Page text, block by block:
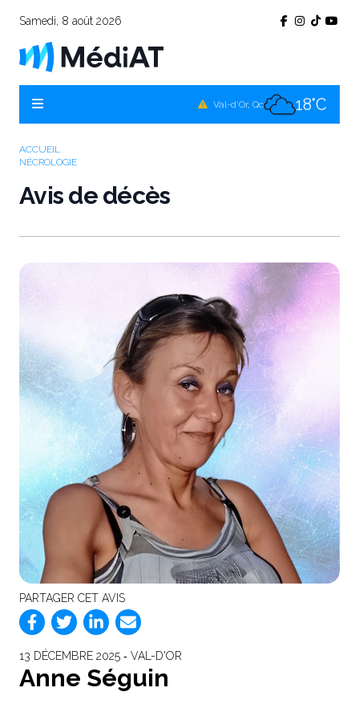
Samedi, 8 août 2026
Val-d'Or, Qc 18°C
ACCUEIL
NÉCROLOGIE
Avis de décès
PARTAGER CET AVIS
13 DÉCEMBRE 2025 ‐ VAL-D'OR
Anne Séguin